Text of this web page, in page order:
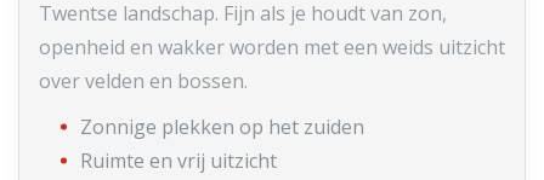
Twentse landschap. Fijn als je houdt van zon,
openheid en wakker worden met een weids uitzicht
over velden en bossen.
Zonnige plekken op het zuiden
Ruimte en vrij uitzicht